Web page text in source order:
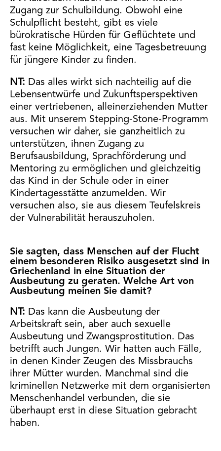
Zugang zur Schulbildung. Obwohl eine
Schulpflicht besteht, gibt es viele
bürokratische Hürden für Geflüchtete und
fast keine Möglichkeit, eine Tagesbetreuung
für jüngere Kinder zu finden.
NT: Das alles wirkt sich nachteilig auf die
Lebensentwürfe und Zukunftsperspektiven
einer vertriebenen, alleinerziehenden Mutter
aus. Mit unserem Stepping-Stone-Programm
versuchen wir daher, sie ganzheitlich zu
unterstützen, ihnen Zugang zu
Berufsausbildung, Sprachförderung und
Mentoring zu ermöglichen und gleichzeitig
das Kind in der Schule oder in einer
Kindertagesstätte anzumelden. Wir
versuchen also, sie aus diesem Teufelskreis
der Vulnerabilität herauszuholen.
Sie sagten, dass Menschen auf der Flucht
einem besonderen Risiko ausgesetzt sind in
Griechenland in eine Situation der
Ausbeutung zu geraten. Welche Art von
Ausbeutung meinen Sie damit?
NT: Das kann die Ausbeutung der
Arbeitskraft sein, aber auch sexuelle
Ausbeutung und Zwangsprostitution. Das
betrifft auch Jungen. Wir hatten auch Fälle,
in denen Kinder Zeugen des Missbrauchs
ihrer Mütter wurden. Manchmal sind die
kriminellen Netzwerke mit dem organisierten
Menschenhandel verbunden, die sie
überhaupt erst in diese Situation gebracht
haben.